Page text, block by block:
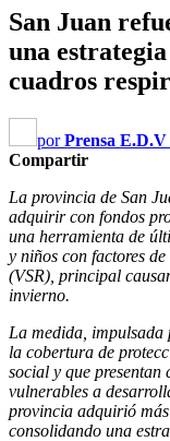
San Juan
una
cuadros
porPrensa E.D.V
Compartir
La provincia de San
adquirir con fondos
una herramienta de
y niños con factores
(VSR), principal
invierno.
La medida,
la cobertura de
social y que presentan
vulnerables a
provincia adquirió más
consolidando una